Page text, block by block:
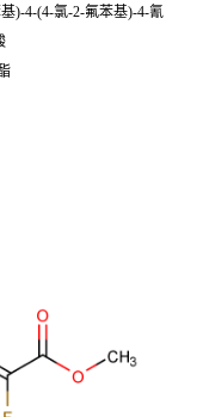
基)-4-(4-氯-2-氟苯基)-4-氰